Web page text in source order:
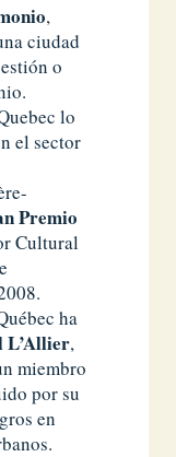
,
ciudad
o
lo
el sector
Premio
Cultural
ha
L’Allier,
miembro
por su
en